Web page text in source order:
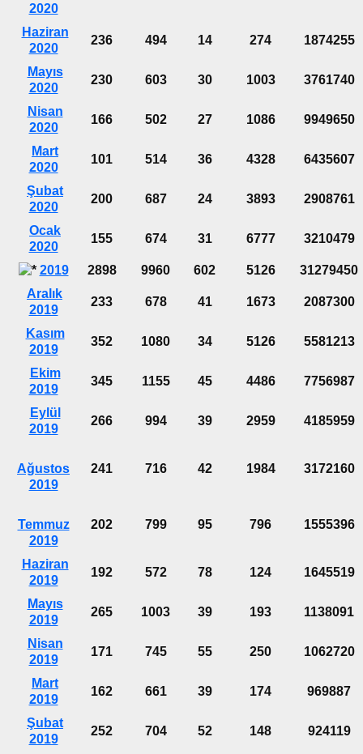
2020
Haziran
2020
236 494 14 274 1874255
Mayıs
2020
230 603 30 1003 3761740
Nisan
2020
166 502 27 1086 9949650
Mart
2020
101 514 36 4328 6435607
Şubat
2020
200 687 24 3893 2908761
Ocak
2020
155 674 31 6777 3210479
2019 2898 9960 602 5126
31279450
Aralık
2019
233 678 41 1673 2087300
Kasım
2019
352 1080 34 5126 5581213
Ekim
2019
345 1155 45 4486 7756987
Eylül
2019
266 994 39 2959 4185959
Ağustos
2019
241 716 42 1984 3172160
Temmuz
2019
202 799 95 796 1555396
Haziran
2019
192 572 78 124 1645519
Mayıs
2019
265 1003 39 193 1138091
Nisan
2019
171 745 55 250 1062720
Mart
2019
162 661 39 174 969887
Şubat
2019
252 704 52 148 924119